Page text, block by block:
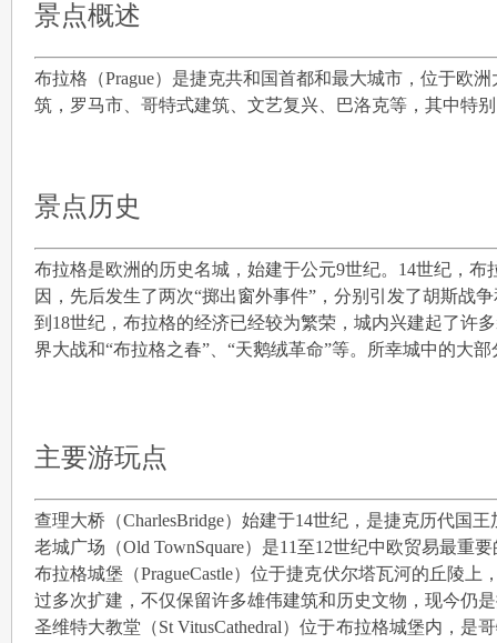
景点概述
布拉格（Prague）是捷克共和国首都和最大城市，位于欧
筑，罗马市、哥特式建筑、文艺复兴、巴洛克等，其中特
景点历史
布拉格是欧洲的历史名城，始建于公元9世纪。14世纪，
因，先后发生了两次“掷出窗外事件”，分别引发了胡斯战
到18世纪，布拉格的经济已经较为繁荣，城内兴建起了许
界大战和“布拉格之春”、“天鹅绒革命”等。所幸城中的大
主要游玩点
查理大桥（CharlesBridge）始建于14世纪，是捷克历代国
老城广场（Old TownSquare）是11至12世纪中欧贸易最
布拉格城堡（PragueCastle）位于捷克伏尔塔瓦河的丘陵
过多次扩建，不仅保留许多雄伟建筑和历史文物，现今仍
圣维特大教堂（St VitusCathedral）位于布拉格城堡内，